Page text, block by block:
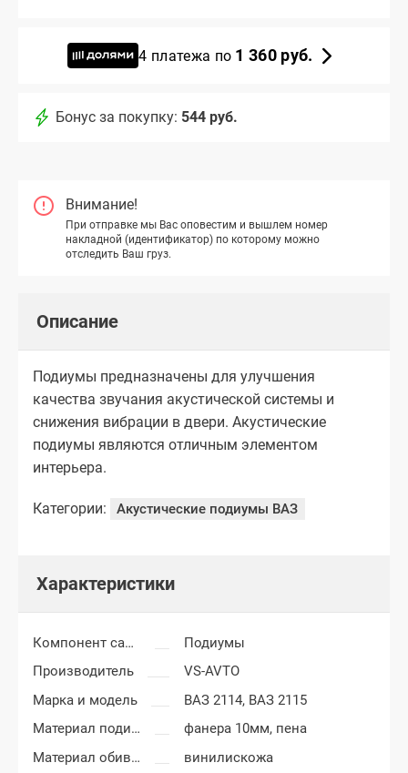
4 платежа по 1 360 руб.
Бонус за покупку: 544 руб.
Внимание!
При отправке мы Вас оповестим и вышлем номер
накладной (идентификатор) по которому можно
отследить Ваш груз.
Описание
Подиумы предназначены для улучшения
качества звучания акустической системы и
снижения вибрации в двери. Акустические
подиумы являются отличным элементом
интерьера.
Категории: Акустические подиумы ВАЗ
Характеристики
Компонент салона
Подиумы
Производитель
VS-AVTO
Марка и модель
ВАЗ 2114, ВАЗ 2115
Материал подиумов
фанера 10мм, пена
Материал обивки подиумов
винилискожа